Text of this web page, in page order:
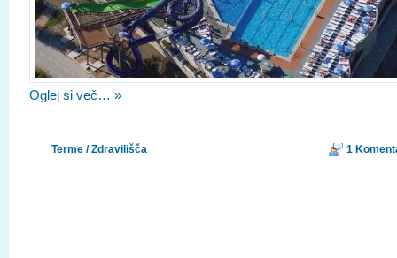
Oglej si več… »
Terme / Zdravilišča 1